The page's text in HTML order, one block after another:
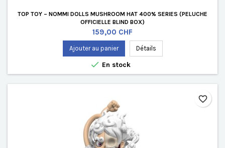
TOP TOY – NOMMI DOLLS MUSHROOM HAT 400% SERIES (PELUCHE
OFFICIELLE BLIND BOX)
Prix
159,00 CHF
Ajouter au panier Détails
 En stock
favorite_border